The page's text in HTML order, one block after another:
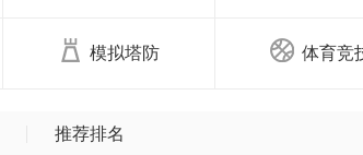
模拟塔防 体育竞
推荐排名